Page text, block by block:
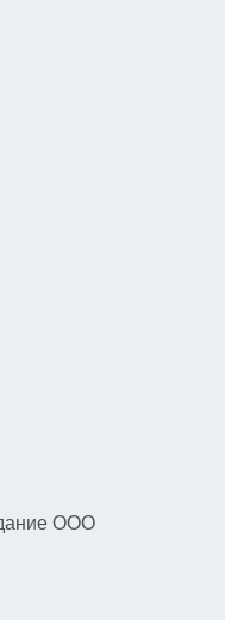
ООО